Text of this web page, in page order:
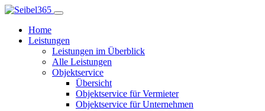
Home
Leistungen
Leistungen im Überblick
Alle Leistungen
Objektservice
Übersicht
Objektservice für Vermieter
Objektservice für Unternehmen